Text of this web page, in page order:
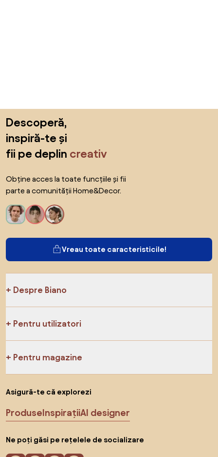
Descoperă,
inspiră-te și
fii pe deplin creativ
Obține acces la toate funcțiile și fii
parte a comunității Home&Decor.
Vreau toate caracteristicile!
Despre Biano
Pentru utilizatori
Pentru magazine
Asigură-te că explorezi
ProduseInspirațiiAI designer
Ne poți găsi pe rețelele de socializare